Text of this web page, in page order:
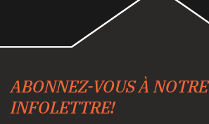
ABONNEZ-VOUS À NOTRE
INFOLETTRE!